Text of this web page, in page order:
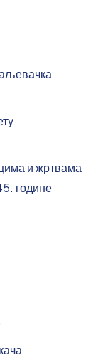
и жртвама
године